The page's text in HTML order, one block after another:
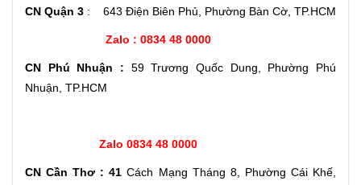
CN Quận 3 : 643 Điện Biên Phủ, Phường Bàn Cờ, TP.HCM
Zalo : 0834 48 0000
CN Phú Nhuận : 59 Trương Quốc Dung, Phường Phú
Nhuận, TP.HCM
Zalo 0834 48 0000
CN Cần Thơ : 41 Cách Mạng Tháng 8, Phường Cái Khế,